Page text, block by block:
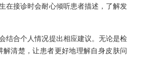
在接诊时会耐心倾听患者描述，了解发
结合个人情况提出相应建议。无论是检
清楚，让患者更好地理解自身皮肤问